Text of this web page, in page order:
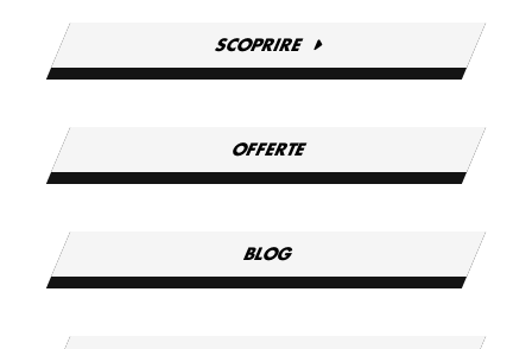
SCOPRIRE
OFFERTE
BLOG